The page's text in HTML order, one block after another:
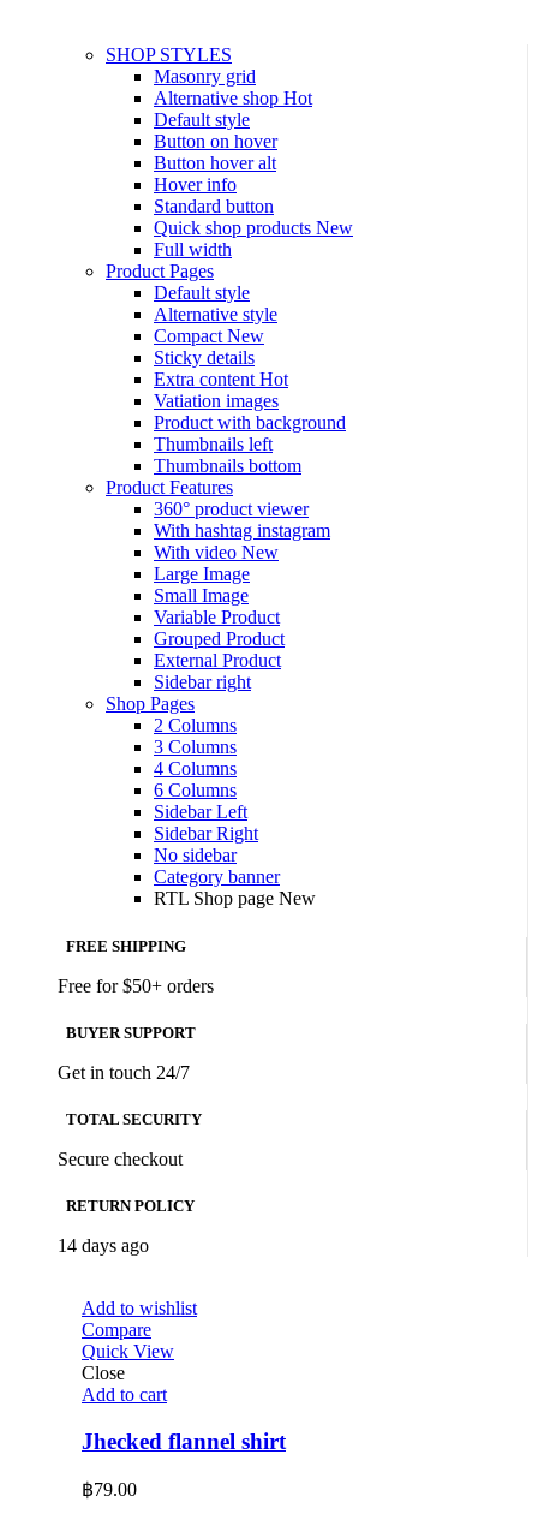
SHOP STYLES
Masonry grid
Alternative shop Hot
Default style
Button on hover
Button hover alt
Hover info
Standard button
Quick shop products New
Full width
Product Pages
Default style
Alternative style
Compact New
Sticky details
Extra content Hot
Vatiation images
Product with background
Thumbnails left
Thumbnails bottom
Product Features
360° product viewer
With hashtag instagram
With video New
Large Image
Small Image
Variable Product
Grouped Product
External Product
Sidebar right
Shop Pages
2 Columns
3 Columns
4 Columns
6 Columns
Sidebar Left
Sidebar Right
No sidebar
Category banner
RTL Shop page New
FREE SHIPPING
Free for $50+ orders
BUYER SUPPORT
Get in touch 24/7
TOTAL SECURITY
Secure checkout
RETURN POLICY
14 days ago
Add to wishlist
Compare
Quick View
Close
Add to cart
Jhecked flannel shirt
฿79.00